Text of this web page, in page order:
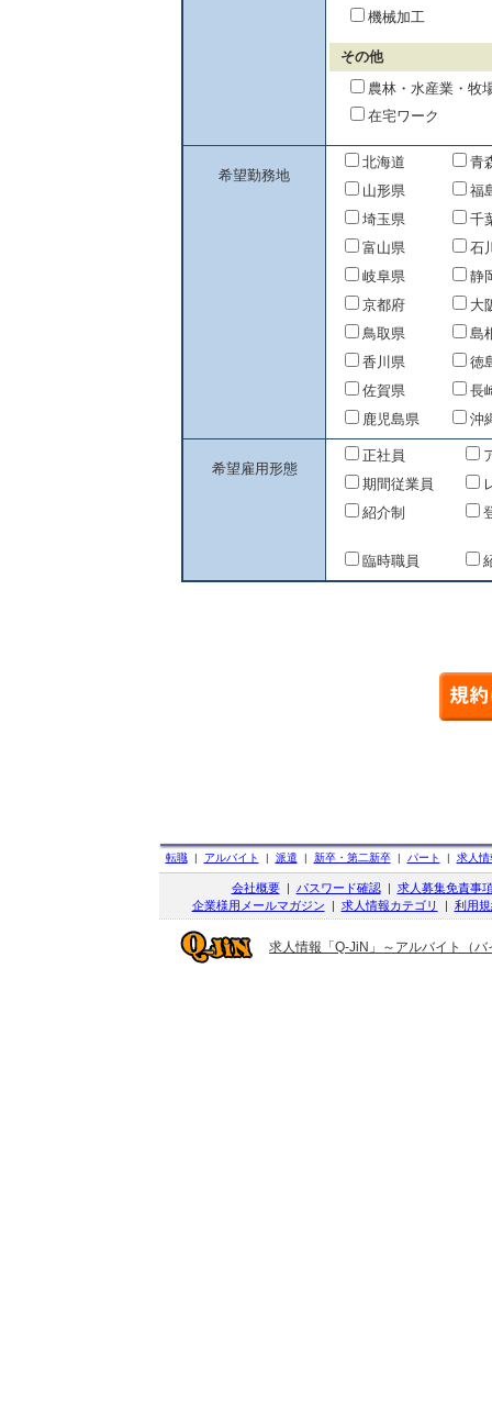
機械加工
その他
農林・水産業・牧
在宅ワーク
希望勤務地
北海道
青
山形県
福
埼玉県
千
富山県
石
岐阜県
静
京都府
大
鳥取県
島
香川県
徳
佐賀県
長
鹿児島県
沖
希望雇用形態
正社員
期間従業員
紹介制
臨時職員
転職| アルバイト | 派遣 | 新卒・第二新卒| パート | 求人情
会社概要| パスワード確認| 求人募集免責事
企業様用メールマガジン | 求人情報カテゴリ | 利用
求人情報「Q-JiN」～アルバイト（